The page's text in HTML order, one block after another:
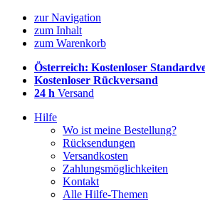
zur Navigation
zum Inhalt
zum Warenkorb
Österreich: Kostenloser
Kostenloser Rückversand
24 h Versand
Hilfe
Wo ist meine Bestellung?
Rücksendungen
Versandkosten
Zahlungsmöglichkeiten
Kontakt
Alle Hilfe-Themen